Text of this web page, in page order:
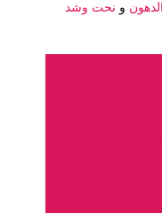
و نحت وشد